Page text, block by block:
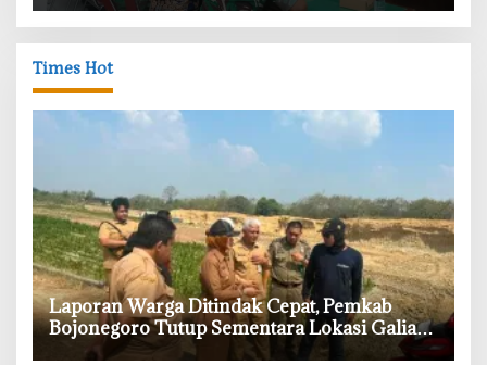
Times Hot
‎Laporan Warga Ditindak Cepat, Pemkab
Bojonegoro Tutup Sementara Lokasi Galian
Tanah di Trucuk